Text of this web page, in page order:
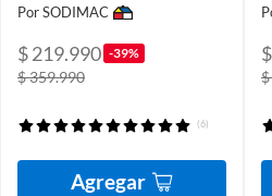
Por SODIMAC
$ 219.990 -39%
$ 359.990
(6)
Agregar